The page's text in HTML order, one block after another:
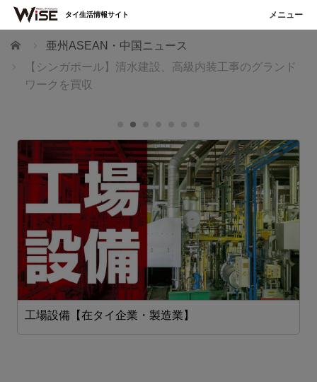
ホーム
亜州ASEAN・中国ニュース
【シンガポール】清水建設、高級内装工事のグランド
ワークを買収
工場設備【在タイ企業・製造業】
タイ生活情報サイト